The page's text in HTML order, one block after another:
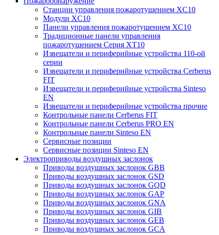
Станции управления пожаротушением XC10
Модули XC10
Панели управления пожаротушением XC10
Традиционные панели управления
пожаротушением Серия XT10
Извещатели и периферийные устройства 110-ой
серии
Извещатели и периферийные устройства Cerberus
FIT
Извещатели и периферийные устройства Sinteso
EN
Извещатели и периферийные устройства прочие
Контрольные панели Cerberus FIT
Контрольные панели Cerberus PRO EN
Контрольные панели Sinteso EN
Сервисные позиции
Сервисные позиции Sinteso EN
Электроприводы воздушных заслонок
Приводы воздушных заслонок GBB
Приводы воздушных заслонок GSD
Приводы воздушных заслонок GQD
Приводы воздушных заслонок GAP
Приводы воздушных заслонок GNA
Приводы воздушных заслонок GIB
Приводы воздушных заслонок GEB
Приводы воздушных заслонок GCA